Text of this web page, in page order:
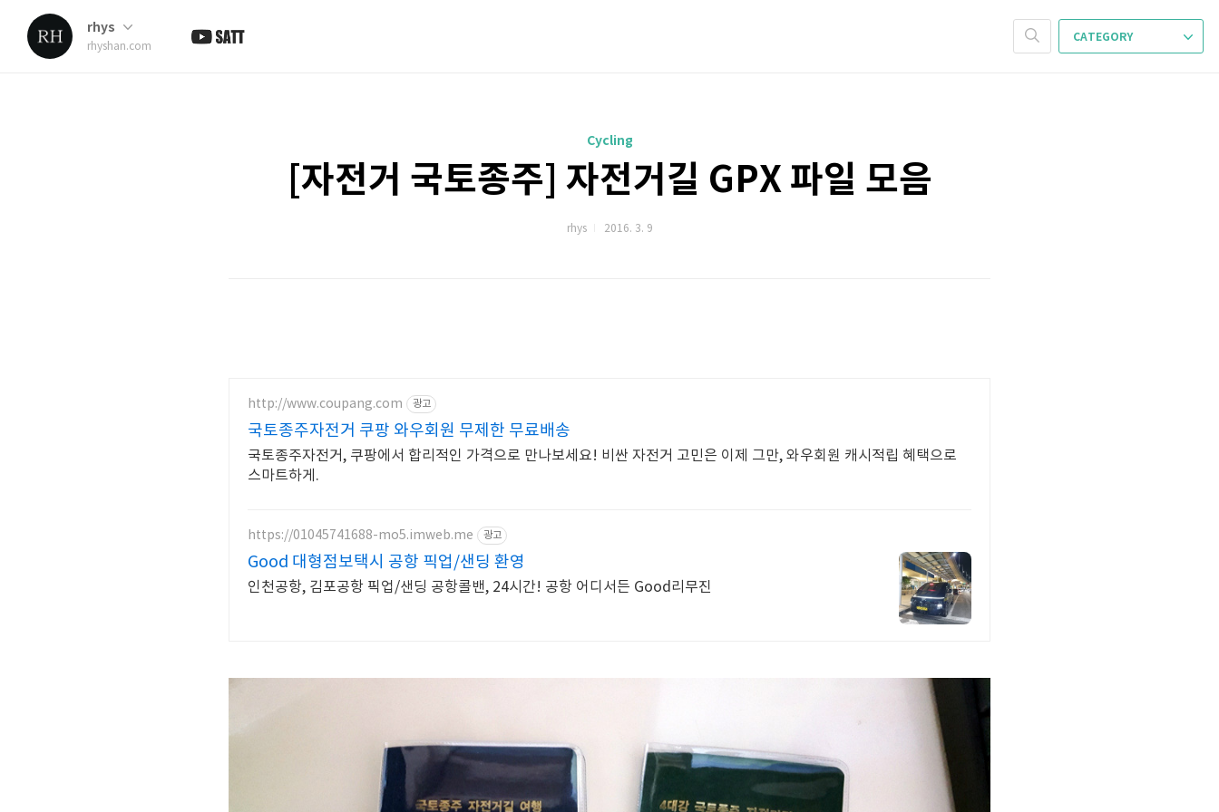
rhys
rhyshan.com
CATEGORY
Cycling
[자전거 국토종주] 자전거길 GPX 파일 모음
rhys 2016. 3. 9
http://www.coupang.com 광고
국토종주자전거 쿠팡 와우회원 무제한 무료배송
국토종주자전거, 쿠팡에서 합리적인 가격으로 만나보세요! 비싼 자전거 고민은 이제 그만, 와우회원 캐시적립 혜택으로
스마트하게.
https://01045741688-mo5.imweb.me 광고
Good 대형점보택시 공항 픽업/샌딩 환영
인천공항, 김포공항 픽업/샌딩 공항콜밴, 24시간! 공항 어디서든 Good리무진